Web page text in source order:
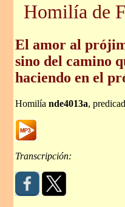
Homilía de
El amor al
sino del camino
haciendo en el
Homilía nde4013a,
Transcripción: